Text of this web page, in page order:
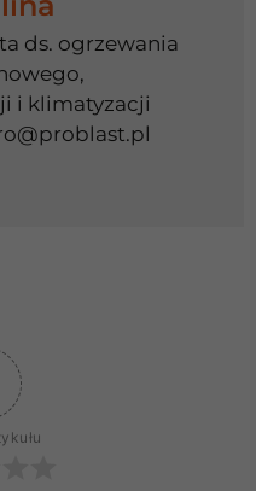
ds. ogrzewania
i klimatyzacji